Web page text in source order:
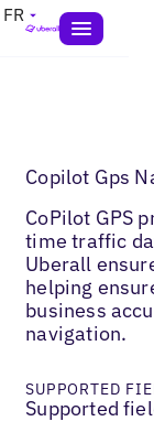
FR
Copilot Gps
CoPilot GPS
time traffic
Uberall
helping
business
navigation.
SUPPORTED
Supported